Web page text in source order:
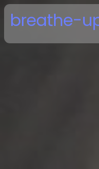
Skip
content
breathe-